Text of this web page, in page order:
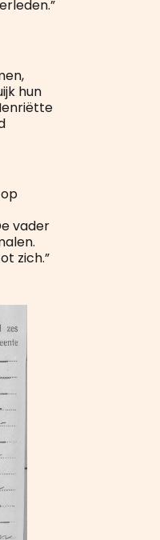
hun
vader
zich.”